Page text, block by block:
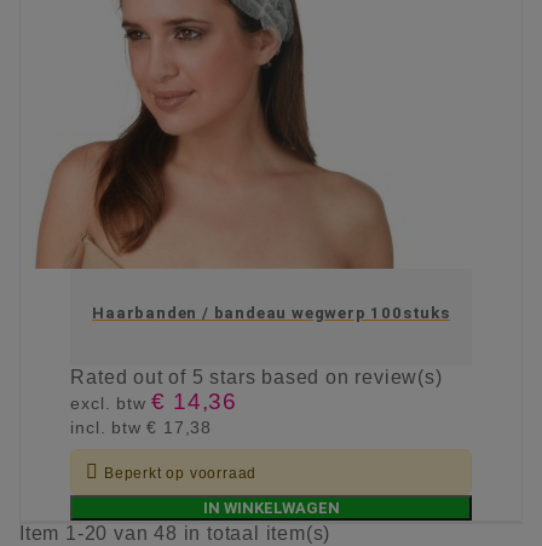
Haarbanden / bandeau wegwerp 100stuks
Ratedout of 5 stars based on review(s)
excl. btw€ 14,36
incl. btw€ 17,38
 Beperkt op voorraad
IN WINKELWAGEN
Item 1-20 van 48 in totaal item(s)